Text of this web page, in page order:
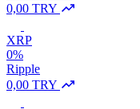
0,00 TRY
XRP
0%
Ripple
0,00 TRY